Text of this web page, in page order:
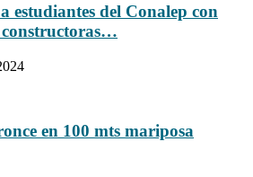
estudiantes del Conalep con
constructoras…
en 100 mts mariposa